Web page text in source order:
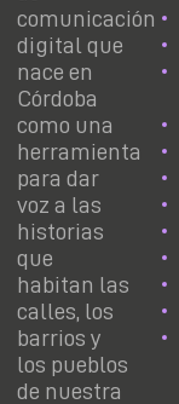
comunicación
digital que
nace en
Córdoba
como una
herramienta
para dar
voz a las
historias
que
habitan las
calles, los
barrios y
los pueblos
de nuestra